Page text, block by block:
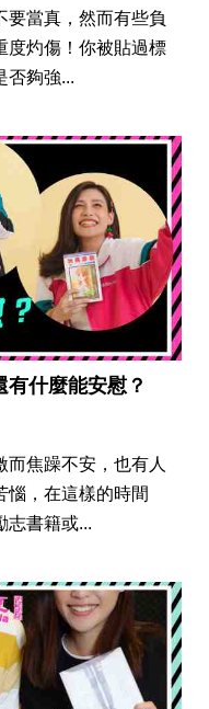
要當真，然而有些負
度灼傷！你被貼過標
否夠強...
什麼能安慰？
焦躁不安，也有人
惱，在這樣的時間
志書籍或...